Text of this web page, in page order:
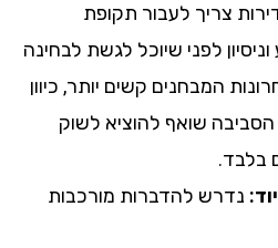
צריך לעבור תקופת
לפני שיוכל לגשת לבחינה
המבחנים קשים יותר, כיוון
שואף להוציא לשוק
בלבד.
נדרש להדברות מורכבות